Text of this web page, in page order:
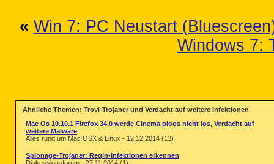
« Win 7: PC Neustart
Windows 7:
Ähnliche Themen: Trovi-Trojaner und Verdacht auf weitere Infektionen
Mac Os 10.10.1 Firefox 34.0 werde Cinema ploos nicht los, Verdacht auf
weitere Malware
Alles rund um Mac OSX & Linux - 12.12.2014 (13)
Spionage-Trojaner: Regin-Infektionen erkennen